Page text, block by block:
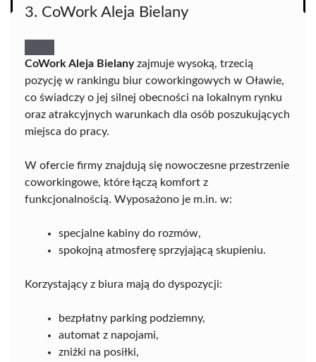
3. CoWork Aleja Bielany
CoWork Aleja Bielanyzajmuje wysoką, trzecią
pozycję w rankingu biur coworkingowych w Oławie,
co świadczy o jej silnej obecności na lokalnym rynku
oraz atrakcyjnych warunkach dla osób poszukujących
miejsca do pracy.
W ofercie firmy znajdują się nowoczesne przestrzenie
coworkingowe, które łączą komfort z
funkcjonalnością. Wyposażono je m.in. w:
specjalne kabiny do rozmów,
spokojną atmosferę sprzyjającą skupieniu.
Korzystający z biura mają do dyspozycji:
bezpłatny parking podziemny,
automat z napojami,
zniżki na posiłki,